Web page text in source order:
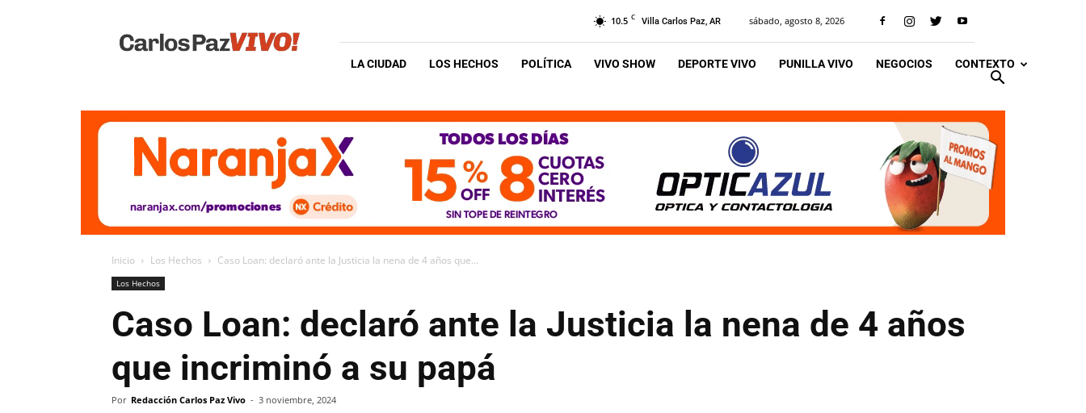
Vivo
10.5 C Villa Carlos Paz, AR sábado, agosto 8, 2026
LA CIUDAD LOS HECHOS POLÍTICA VIVO SHOW DEPORTE VIVO PUNILLA VIVO NEGOCIOS CONTEXTO
Inicio Los Hechos Caso Loan: declaró ante la Justicia la nena de 4 años que...
Los Hechos
Caso Loan: declaró ante la Justicia la nena de 4 años
que incriminó a su papá
Por Redacción Carlos Paz Vivo - 3 noviembre, 2024